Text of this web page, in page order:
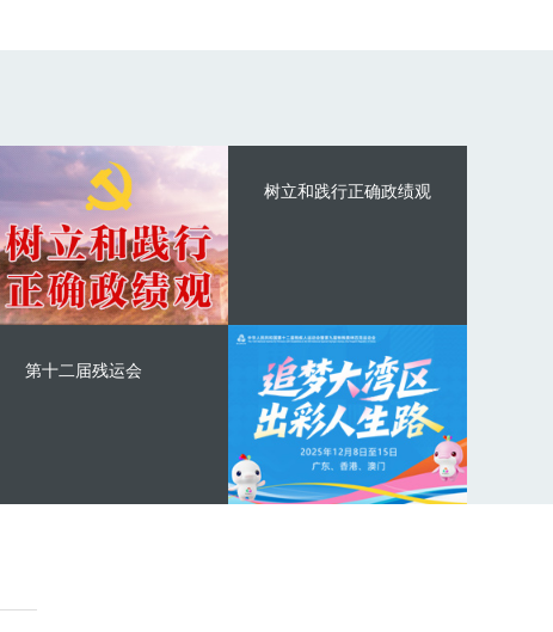
树立和践行正确政绩观
第十二届残运会